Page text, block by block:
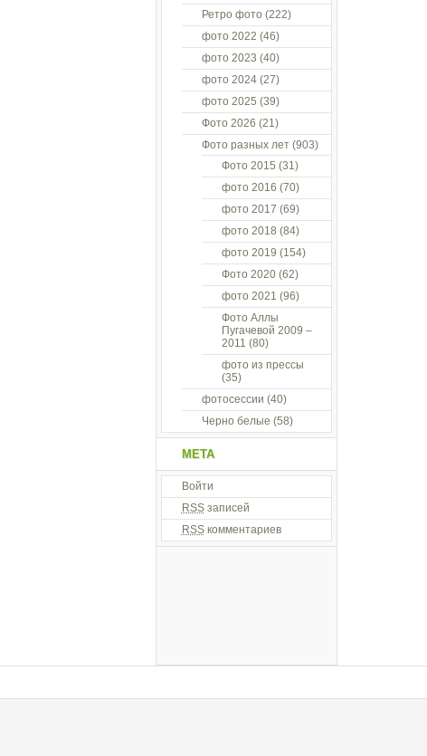
Ретро фото (222)
фото 2022 (46)
фото 2023 (40)
фото 2024(27)
фото 2025 (39)
Фото 2026 (21)
Фото разных лет(903)
Фото 2015 (31)
фото 2016 (70)
фото 2017 (69)
фото 2018 (84)
фото 2019 (154)
Фото 2020(62)
фото 2021 (96)
Фото Аллы
Пугачевой 2009 –
2011 (80)
фото из прессы
(35)
фотосессии (40)
Черно белые (58)
МЕТА
Войти
RSSзаписей
RSSкомментариев